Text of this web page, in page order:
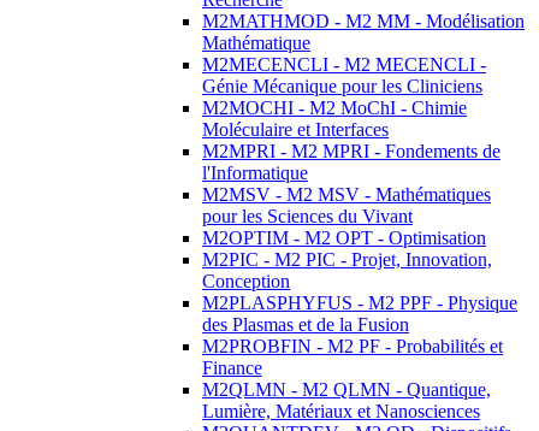
M2MATHMOD - M2 MM - Modélisation
Mathématique
M2MECENCLI - M2 MECENCLI -
Génie Mécanique pour les Cliniciens
M2MOCHI - M2 MoChI - Chimie
Moléculaire et Interfaces
M2MPRI - M2 MPRI - Fondements de
l'Informatique
M2MSV - M2 MSV - Mathématiques
pour les Sciences du Vivant
M2OPTIM - M2 OPT - Optimisation
M2PIC - M2 PIC - Projet, Innovation,
Conception
M2PLASPHYFUS - M2 PPF - Physique
des Plasmas et de la Fusion
M2PROBFIN - M2 PF - Probabilités et
Finance
M2QLMN - M2 QLMN - Quantique,
Lumière, Matériaux et Nanosciences